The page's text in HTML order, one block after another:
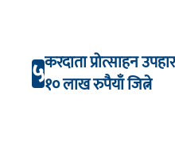
५करदाता प्रोत्साहन
१० लाख रुपैयाँ जित्ने